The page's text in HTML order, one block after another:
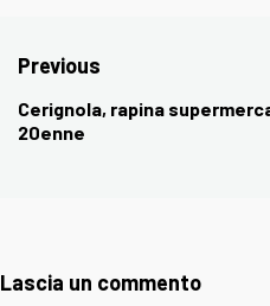
Navigazione
articoli
Previous
Previous
post:
Cerignola, rapina
20enne
Lascia un commento